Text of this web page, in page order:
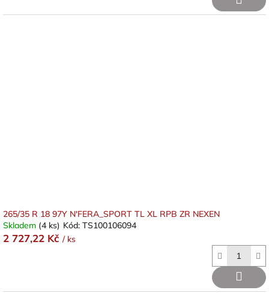
265/35 R 18 97Y N'FERA_SPORT TL XL RPB ZR NEXEN
Skladem (4 ks) Kód: TS100106094
2 727,22 Kč / ks